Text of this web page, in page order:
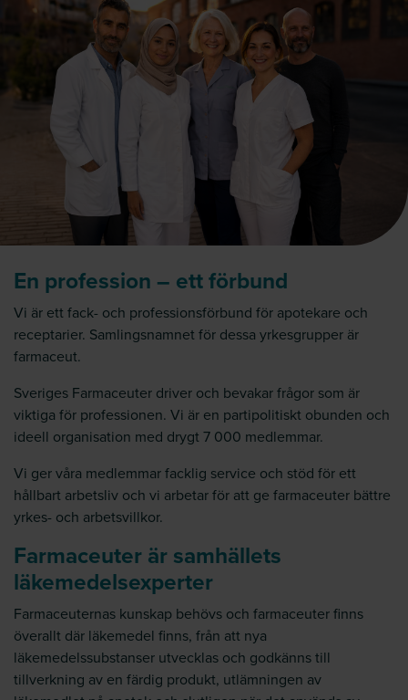
En profession – ett förbund
Vi är ett fack- och professionsförbund för apotekare och
receptarier. Samlingsnamnet för dessa yrkesgrupper är
farmaceut.
Sveriges Farmaceuter driver och bevakar frågor som är
viktiga för professionen. Vi är en partipolitiskt obunden och
ideell organisation med drygt 7 000 medlemmar.
Vi ger våra medlemmar facklig service och stöd för ett
hållbart arbetsliv och vi arbetar för att ge farmaceuter bättre
yrkes- och arbetsvillkor.
Farmaceuter är samhällets
läkemedelsexperter
Farmaceuternas kunskap behövs och farmaceuter finns
överallt där läkemedel finns, från att nya
läkemedelssubstanser utvecklas och godkänns till
tillverkning av en färdig produkt, utlämningen av